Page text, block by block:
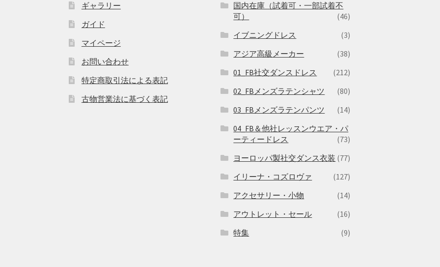
ギャラリー
ガイド
マイページ
お問い合わせ
特定商取引法による表記
古物営業法に基づく表記
国内在庫（試着可・一部試着不
可）
(46)
イブニングドレス
(3)
アジア高級メーカー
(38)
01_FB社交ダンスドレス
(212)
02_FBメンズラテンシャツ
(80)
03_FBメンズラテンパンツ
(14)
04_FB＆他社レッスンウエア・パ
ーティードレス
(73)
ヨーロッパ製社交ダンス衣装 (77)
イリーナ・コズロヴァ
(127)
アクセサリー・小物
(14)
アウトレット・セール
(16)
特集
(9)